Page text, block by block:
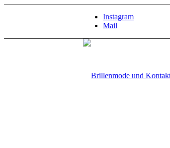
Instagram
Mail